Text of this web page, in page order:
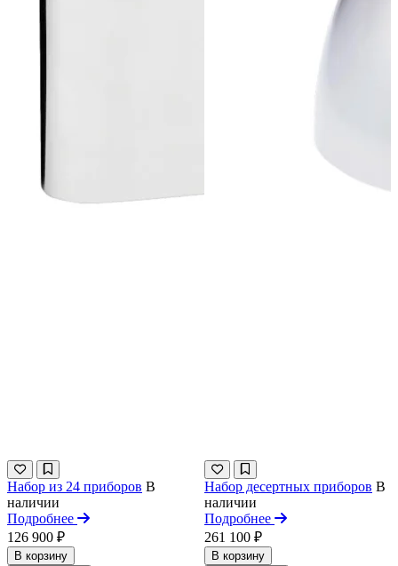
Набор из 24 приборов В
наличии
Подробнее
126 900 ₽
В корзину
Набор десертных приборов В
наличии
Подробнее
261 100 ₽
В корзину